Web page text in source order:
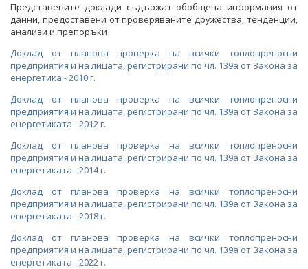
ЗА ОБЩЕСТВЕНИЯ СЪВЕТ
ПРОТОКОЛИ И ДРУГИ МАТЕРИАЛИ ОТ ЗАСЕДАНИЯТА
НА СЪВЕТА
РАЗСЕКРЕТЕНИ ДОГОВОРИ В ЕНЕРГЕТИКАТА
ПРЯКО ИЗЛЪЧВАНЕ НА ЗАСЕДАНИЯТА НА
ОБЩЕСТВЕНИЯ СЪВЕТ ПО ЕНЕРГЕТИКА
ЕНЕРГИЙНИ ПРОЕКТИ
МЕЖДУНАРОДЕН ФОНД "КОЗЛОДУЙ"
ПРОЕКТИ ОТ ОБЩ ИНТЕРЕС
ПРОГРАМА "ЕНЕРГИЙНА ЕФЕКТИВНОСТ И
ВЪЗОБНОВЯЕМА ЕНЕРГИЯ"
ЕНЕРГИЙНА ЕФЕКТИВНОСТ
ВЪЗОБНОВЯЕМИ ЕНЕРГИЙНИ ИЗТОЧНИЦИ
ХЪБ "ЕНЕРГИЙНИ ОБЩНОСТИ"
ГЕОТЕРМАЛНА ЛАБОРАТОРИЯ
ГЕОТЕРМАЛНА ЛАБОРАТОРИЯ
ЕНЕРГИЕН ПАЗАР
КРИТИЧНА ЕНЕРГИЙНА ИНФРАСТРУКТУРА
ЕДИНЕН ОРГАН ЗА УПРАВЛЕНИЕ НА ПОДЗЕМНИТЕ
БОГАТСТВА
Представените доклади съдържат обобщена информация от
данни, предоставени от проверяваните дружества, тенденции,
анализи и препоръки
Доклад от планова проверка на всички топлопреносни
предприятия и на лицата, регистрирани по чл. 139а от Закона за
енергетика - 2010 г.
Доклад от планова проверка на всички топлопреносни
предприятия и на лицата, регистрирани по чл. 139а от Закона за
енергетиката - 2012 г.
Доклад от планова проверка на всички топлопреносни
предприятия и на лицата, регистрирани по чл. 139а от Закона за
енергетиката - 2014 г.
Доклад от планова проверка на всички топлопреносни
предприятия и на лицата, регистрирани по чл. 139а от Закона за
енергетиката - 2018 г.
Доклад от планова проверка на всички топлопреносни
предприятия и на лицата, регистрирани по чл. 139а от Закона за
енергетиката - 2022 г.